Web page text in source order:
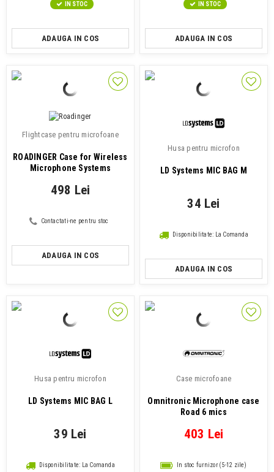
IN STOC
ADAUGA IN COS
IN STOC
ADAUGA IN COS
Flightcase pentru microfoane
ROADINGER Case for Wireless
Microphone Systems
498 Lei
Contactati-ne pentru stoc
ADAUGA IN COS
Husa pentru microfon
LD Systems MIC BAG M
34 Lei
Disponibilitate: La Comanda
ADAUGA IN COS
Husa pentru microfon
LD Systems MIC BAG L
39 Lei
Disponibilitate: La Comanda
Case microfoane
Omnitronic Microphone case
Road 6 mics
403 Lei
In stoc furnizor (5-12 zile)